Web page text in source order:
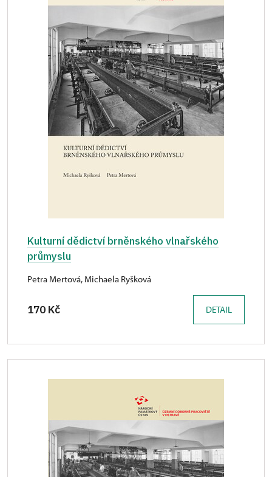
Kulturní dědictví brněnského vlnařského
průmyslu
Petra Mertová, Michaela Ryšková
170 Kč DETAIL